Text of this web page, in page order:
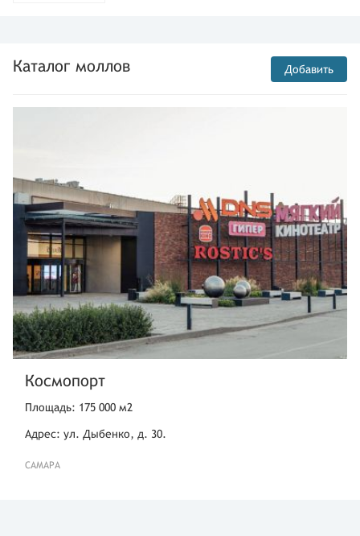
Каталог моллов Добавить
Космопорт
Площадь: 175 000 м2
Адрес: ул. Дыбенко, д. 30.
САМАРА